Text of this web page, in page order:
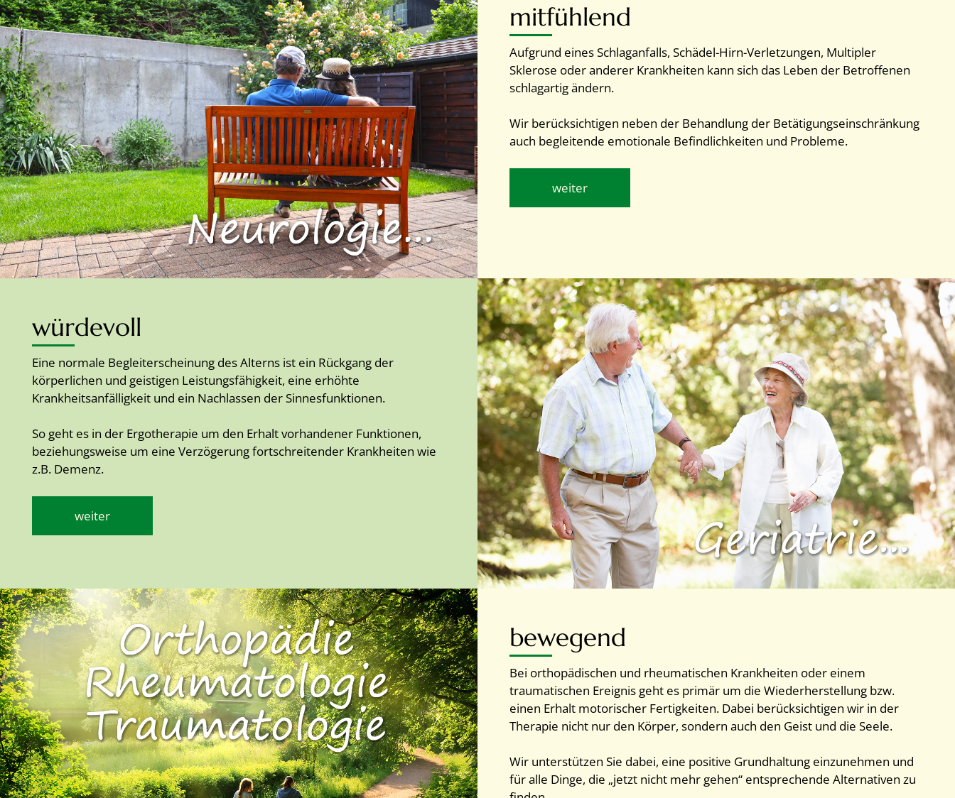
mitfühlend
Aufgrund eines Schlaganfalls, Schädel-Hirn-Verletzungen, Multipler
Sklerose oder anderer Krankheiten kann sich das Leben der Betroffenen
schlagartig ändern.
Wir berücksichtigen neben der Behandlung der Betätigungseinschränkung
auch begleitende emotionale Befindlichkeiten und Probleme.
weiter
würdevoll
Eine normale Begleiterscheinung des Alterns ist ein Rückgang der
körperlichen und geistigen Leistungsfähigkeit, eine erhöhte
Krankheitsanfälligkeit und ein Nachlassen der Sinnesfunktionen.
So geht es in der Ergotherapie um den Erhalt vorhandener Funktionen,
beziehungsweise um eine Verzögerung fortschreitender Krankheiten wie
z.B. Demenz.
weiter
bewegend
Bei orthopädischen und rheumatischen Krankheiten oder einem
traumatischen Ereignis geht es primär um die Wiederherstellung bzw.
einen Erhalt motorischer Fertigkeiten. Dabei berücksichtigen wir in der
Therapie nicht nur den Körper, sondern auch den Geist und die Seele.
Wir unterstützen Sie dabei, eine positive Grundhaltung einzunehmen und
für alle Dinge, die „jetzt nicht mehr gehen“ entsprechende Alternativen zu